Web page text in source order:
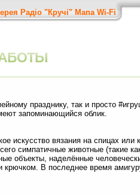
Радіо "Кручі" Мапа Wi-Fi
празднику, так и просто
запоминающийся облик.
искусство вязания на спицах или
симпатичные животные (такие
объекты, наделённые
В последнее время